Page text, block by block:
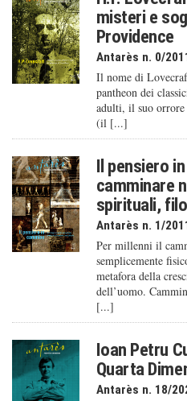
misteri e
Providence
Antarès n. 0/
Il nome di
pantheon dei
adulti, il suo
(il [...]
Il pensiero
camminare
spirituali,
Antarès n. 1/
Per millenni il
semplicemente
metafora della
dell’uomo.
[...]
Ioan Petru
Quarta
Antarès n. 18/